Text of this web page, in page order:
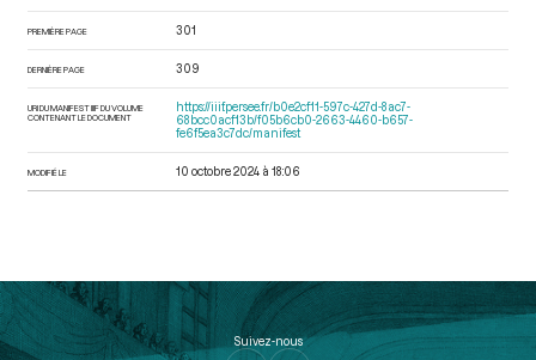
PREMIÈRE PAGE 301
DERNIÈRE PAGE 309
URI DU MANIFEST IIIF DU VOLUME
CONTENANT LE DOCUMENT
https://iiif.persee.fr/b0e2cf11-597c-427d-8ac7-
68bcc0acf13b/f05b6cb0-2663-4460-b657-
fe6f5ea3c7dc/manifest
MODIFIÉ LE 10 octobre 2024 à 18:06
Suivez-nous